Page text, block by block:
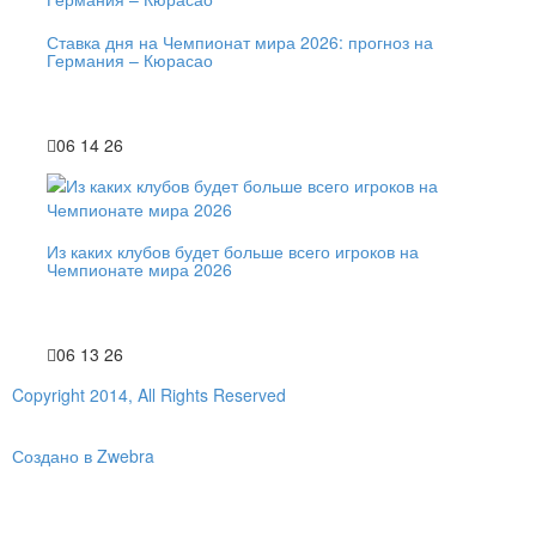
Ставка дня на Чемпионат мира 2026: прогноз на
Германия – Кюрасао
06 14 26
Из каких клубов будет больше всего игроков на
Чемпионате мира 2026
06 13 26
Copyright 2014, All Rights Reserved
Создано в Zwebra